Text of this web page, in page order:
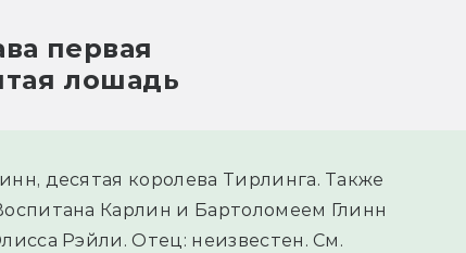
первая
лошадь
десятая королева Тирлинга. Также
Карлин и Бартоломеем Глинн
Рэйли. Отец: неизвестен. См.